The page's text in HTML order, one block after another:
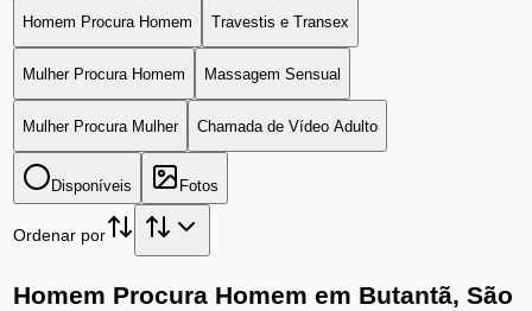
Homem Procura Homem Travestis e Transex
Mulher Procura Homem Massagem Sensual
Mulher Procura Mulher Chamada de Vídeo Adulto
Disponíveis Fotos
Ordenar por
Homem Procura Homem em Butantã, São